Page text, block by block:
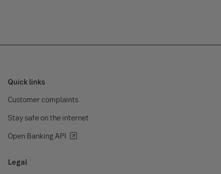
Quick links
Customer complaints
Stay safe on the internet
Open Banking API
Legal